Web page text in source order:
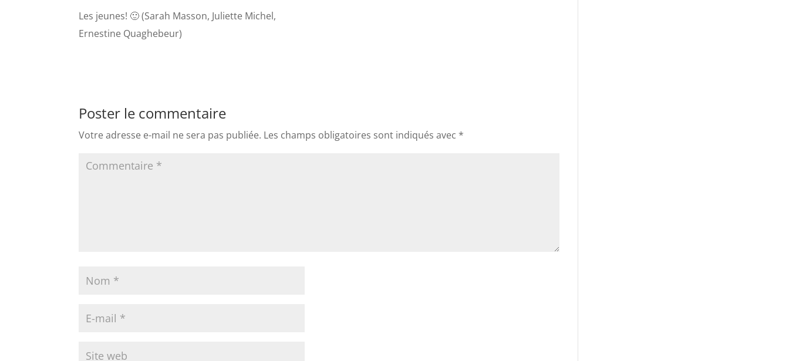
Les jeunes! 🙂 (Sarah Masson, Juliette Michel,
Ernestine Quaghebeur)
Poster le commentaire
Votre adresse e-mail ne sera pas publiée. Les champs obligatoires sont indiqués avec *